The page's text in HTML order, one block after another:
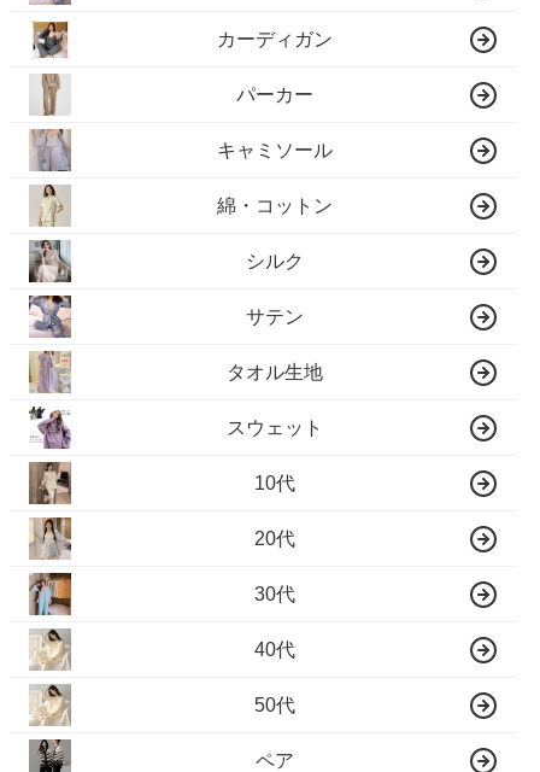
カーディガン
パーカー
キャミソール
綿・コットン
シルク
サテン
タオル生地
スウェット
10代
20代
30代
40代
50代
ペア